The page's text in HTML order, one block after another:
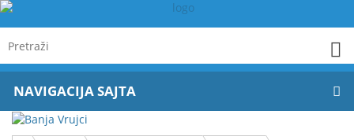
NAVIGACIJA SAJTA